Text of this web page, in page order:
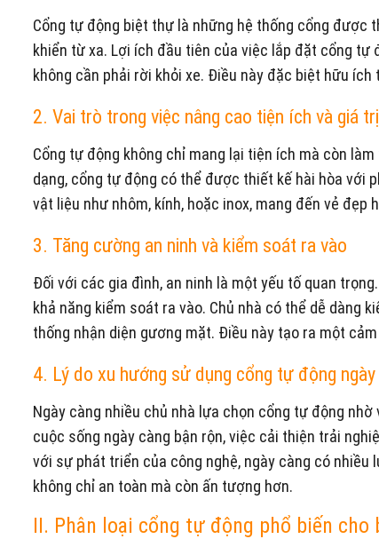
Cổng tự động biệt thự là những hệ thống cổng được
khiển từ xa. Lợi ích đầu tiên của việc lắp đặt cổng
không cần phải rời khỏi xe. Điều này đặc biệt hữu
2. Vai trò trong việc nâng cao tiện ích và giá
Cổng tự động không chỉ mang lại tiện ích mà còn
dạng, cổng tự động có thể được thiết kế hài hòa với
vật liệu như nhôm, kính, hoặc inox, mang đến vẻ
3. Tăng cường an ninh và kiểm soát ra vào
Đối với các gia đình, an ninh là một yếu tố quan
khả năng kiểm soát ra vào. Chủ nhà có thể dễ dàng
thống nhận diện gương mặt. Điều này tạo ra một
4. Lý do xu hướng sử dụng cổng tự động ngày
Ngày càng nhiều chủ nhà lựa chọn cổng tự động
cuộc sống ngày càng bận rộn, việc cải thiện trải
với sự phát triển của công nghệ, ngày càng có
không chỉ an toàn mà còn ấn tượng hơn.
II. Phân loại cổng tự động phổ biến